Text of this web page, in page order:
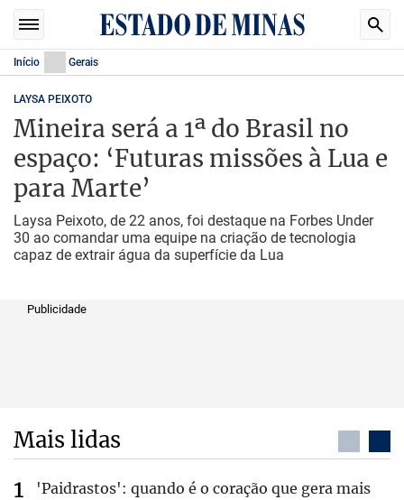
Início Gerais
LAYSA PEIXOTO
Mineira será a 1ª do Brasil no
espaço: ‘Futuras missões à Lua e
para Marte’
Laysa Peixoto, de 22 anos, foi destaque na Forbes Under
30 ao comandar uma equipe na criação de tecnologia
capaz de extrair água da superfície da Lua
Publicidade
Mais lidas
'Paidrastos': quando é o coração que gera mais